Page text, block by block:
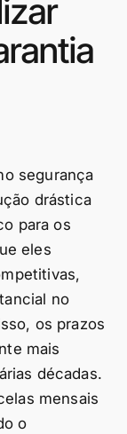
segurança
drástica
para os
eles
no
os prazos
mais
décadas.
mensais
o